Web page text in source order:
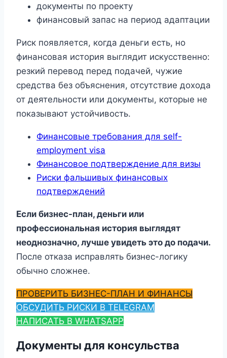
документы по проекту
финансовый запас на период адаптации
Риск появляется, когда деньги есть, но
финансовая история выглядит искусственно:
резкий перевод перед подачей, чужие
средства без объяснения, отсутствие дохода
от деятельности или документы, которые не
показывают устойчивость.
Финансовые требования для self-
employment visa
Финансовое подтверждение для визы
Риски фальшивых финансовых
подтверждений
Если бизнес-план, деньги или
профессиональная история выглядят
неоднозначно, лучше увидеть это до подачи.
После отказа исправлять бизнес-логику
обычно сложнее.
ПРОВЕРИТЬ БИЗНЕС-ПЛАН И ФИНАНСЫ
ОБСУДИТЬ РИСКИ В TELEGRAM
НАПИСАТЬ В WHATSAPP
Документы для консульства